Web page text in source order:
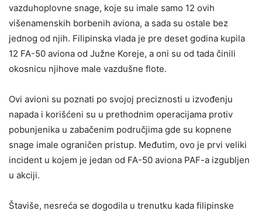
vazduhoplovne snage, koje su imale samo 12 ovih
višenamenskih borbenih aviona, a sada su ostale bez
jednog od njih. Filipinska vlada je pre deset godina kupila
12 FA-50 aviona od Južne Koreje, a oni su od tada činili
okosnicu njihove male vazdušne flote.
Ovi avioni su poznati po svojoj preciznosti u izvođenju
napada i korišćeni su u prethodnim operacijama protiv
pobunjenika u zabačenim područjima gde su kopnene
snage imale ograničen pristup. Međutim, ovo je prvi veliki
incident u kojem je jedan od FA-50 aviona PAF-a izgubljen
u akciji.
Štaviše, nesreća se dogodila u trenutku kada filipinske